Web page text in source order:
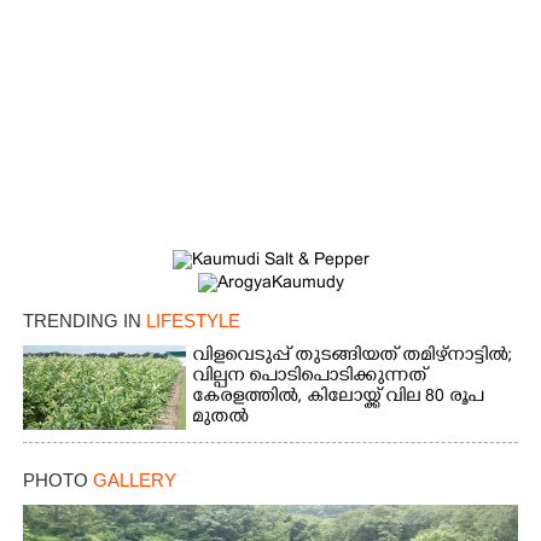
TRENDING IN LIFESTYLE
വിളവെടുപ്പ് തുടങ്ങിയത് തമിഴ്നാട്ടിൽ;
വില്പന പൊടിപൊടിക്കുന്നത്
കേരളത്തിൽ, കിലോയ്ക്ക് വില 80 രൂപ
മുതൽ
PHOTO GALLERY